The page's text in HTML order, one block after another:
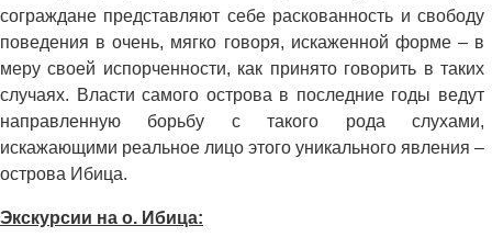
сограждане представляют себе раскованность и свободу
поведения в очень, мягко говоря, искаженной форме – в
меру своей испорченности, как принято говорить в таких
случаях. Власти самого острова в последние годы ведут
направленную борьбу с такого рода слухами,
искажающими реальное лицо этого уникального явления –
острова Ибица.
Экскурсии на о. Ибица: